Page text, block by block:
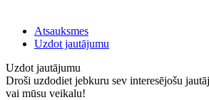
Atsauksmes
Uzdot jautājumu
Uzdot jautājumu
Droši uzdodiet jebkuru sev interesējošu
vai mūsu veikalu!